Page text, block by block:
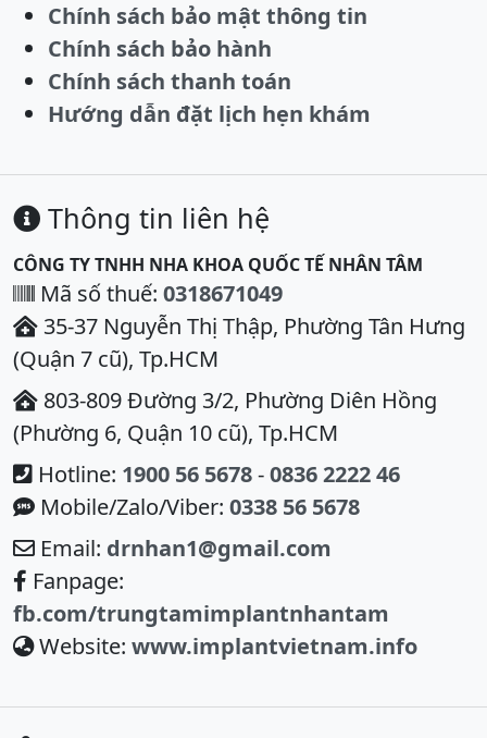
Chính sách bảo mật thông tin
Chính sách bảo hành
Chính sách thanh toán
Hướng dẫn đặt lịch hẹn khám
Thông tin liên hệ
CÔNG TY TNHH NHA KHOA QUỐC TẾ NHÂN TÂM
Mã số thuế: 0318671049
35-37 Nguyễn Thị Thập, Phường Tân Hưng
(Quận 7 cũ), Tp.HCM
803-809 Đường 3/2, Phường Diên Hồng
(Phường 6, Quận 10 cũ), Tp.HCM
Hotline: 1900 56 5678-0836 2222 46
Mobile/Zalo/Viber: 0338 56 5678
Email: drnhan1@gmail.com
Fanpage:
fb.com/trungtamimplantnhantam
Website: www.implantvietnam.info